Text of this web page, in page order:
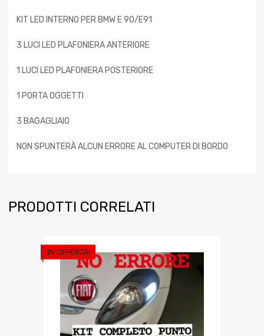
KIT LED INTERNO PER BMW E 90/E91
3 LUCI LED PLAFONIERA ANTERIORE
1 LUCI LED PLAFONIERA POSTERIORE
1 PORTA OGGETTI
3 BAGAGLIAIO
NON SPUNTERÀ ALCUN ERRORE AL COMPUTER DI BORDO
PRODOTTI CORRELATI
IN OFFERTA!